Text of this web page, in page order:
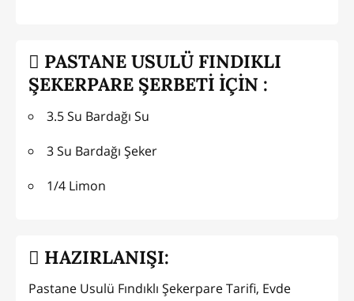
PASTANE USULÜ FINDIKLI
ŞEKERPARE ŞERBETİ İÇİN :
3.5 Su Bardağı Su
3 Su Bardağı Şeker
1/4 Limon
HAZIRLANIŞI:
Pastane Usulü Fındıklı Şekerpare Tarifi, Evde